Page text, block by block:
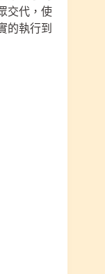
交代，使
的執行到